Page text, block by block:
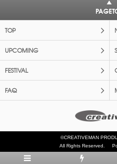
TOP
UPCOMING
FESTIVAL
FAQ
©CREATIVEMAN
All Rights Reserved.